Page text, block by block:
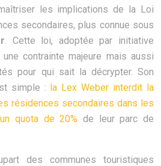
les implications de la Loi
secondaires, plus connue sous
. Cette loi, adoptée par initiative
contrainte majeure mais aussi
pour qui sait la décrypter. Son
simple : la Lex Weber interdit la
résidences secondaires dans les
quota de 20% de leur parc de
des communes touristiques